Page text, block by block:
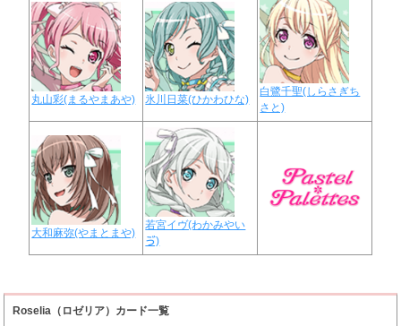
丸山彩(まるやまあや) 氷川日菜(ひかわひな)
白鷺千聖(しらさぎち
さと)
大和麻弥(やまとまや)
若宮イヴ(わかみやい
ゔ)
Roselia（ロゼリア）カード一覧